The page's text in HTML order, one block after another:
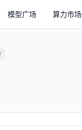
模型广场 算力市场